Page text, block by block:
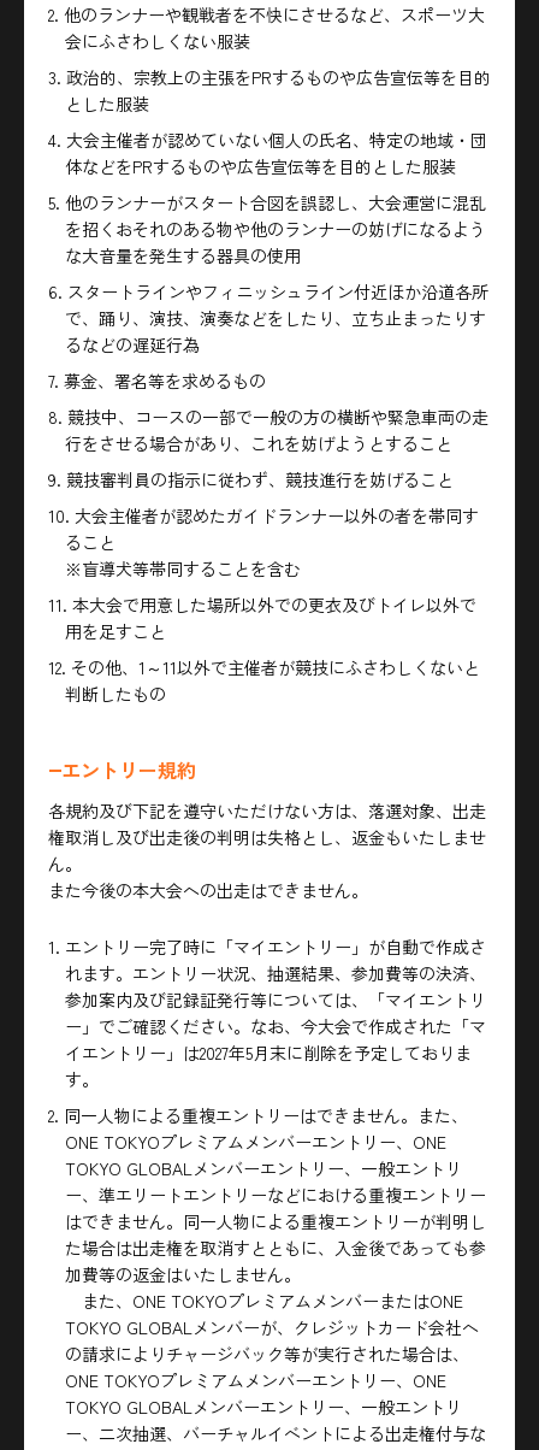
2. 他のランナーや観戦者を不快にさせるなど、スポーツ大
会にふさわしくない服装
3. 政治的、宗教上の主張をPRするものや広告宣伝等を目的
とした服装
4. 大会主催者が認めていない個人の氏名、特定の地域・団
体などをPRするものや広告宣伝等を目的とした服装
5. 他のランナーがスタート合図を誤認し、大会運営に混乱
を招くおそれのある物や他のランナーの妨げになるよう
な大音量を発生する器具の使用
6. スタートラインやフィニッシュライン付近ほか沿道各所
で、踊り、演技、演奏などをしたり、立ち止まったりす
るなどの遅延行為
7. 募金、署名等を求めるもの
8. 競技中、コースの一部で一般の方の横断や緊急車両の走
行をさせる場合があり、これを妨げようとすること
9. 競技審判員の指示に従わず、競技進行を妨げること
10. 大会主催者が認めたガイドランナー以外の者を帯同す
ること
※盲導犬等帯同することを含む
11. 本大会で用意した場所以外での更衣及びトイレ以外で
用を足すこと
12. その他、1～11以外で主催者が競技にふさわしくないと
判断したもの
エントリー規約
各規約及び下記を遵守いただけない方は、落選対象、出走
権取消し及び出走後の判明は失格とし、返金もいたしませ
ん。
また今後の本大会への出走はできません。
1. エントリー完了時に「マイエントリー」が自動で作成さ
れます。エントリー状況、抽選結果、参加費等の決済、
参加案内及び記録証発行等については、「マイエントリ
ー」でご確認ください。なお、今大会で作成された「マ
イエントリー」は2027年5月末に削除を予定しておりま
す。
2. 同一人物による重複エントリーはできません。また、
ONE TOKYOプレミアムメンバーエントリー、ONE
TOKYO GLOBALメンバーエントリー、一般エントリ
ー、準エリートエントリーなどにおける重複エントリー
はできません。同一人物による重複エントリーが判明し
た場合は出走権を取消すとともに、入金後であっても参
加費等の返金はいたしません。
また、ONE TOKYOプレミアムメンバーまたはONE
TOKYO GLOBALメンバーが、クレジットカード会社へ
の請求によりチャージバック等が実行された場合は、
ONE TOKYOプレミアムメンバーエントリー、ONE
TOKYO GLOBALメンバーエントリー、一般エントリ
ー、二次抽選、バーチャルイベントによる出走権付与な